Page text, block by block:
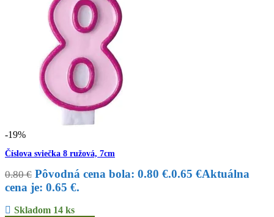
-19%
Číslova sviečka 8 ružová, 7cm
0.80€ Pôvodná cena bola: 0.80 €.0.65 €Aktuálna
cena je: 0.65 €.
Skladom 14 ks